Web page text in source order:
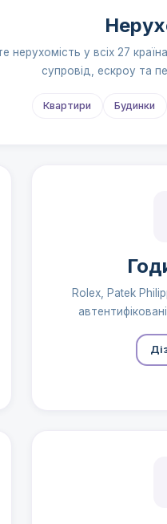
нерухомість у всіх 27
супровід, ескроу та
Квартири Будинки
Rolex, Patek